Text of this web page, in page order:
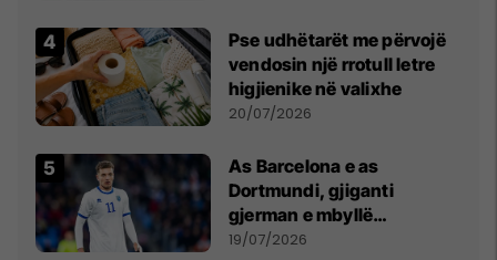
Pse udhëtarët me përvojë
vendosin një rrotull letre
higjienike në valixhe
20/07/2026
As Barcelona e as
Dortmundi, gjiganti
gjerman e mbyllë
marrëveshjen për Fisnik
19/07/2026